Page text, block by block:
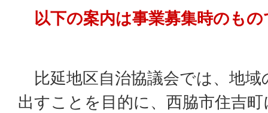
以下の案内は事業募集時のもの
比延地区自治協議会では、地域
出すことを目的に、西脇市住吉